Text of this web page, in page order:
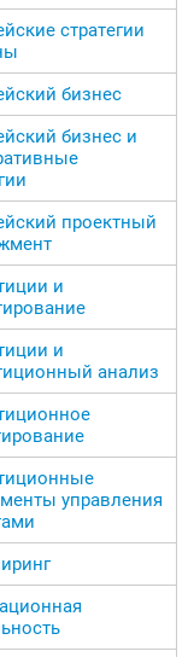
стратегии
бизнес
бизнес и
проектный
и
и
анализ
управления